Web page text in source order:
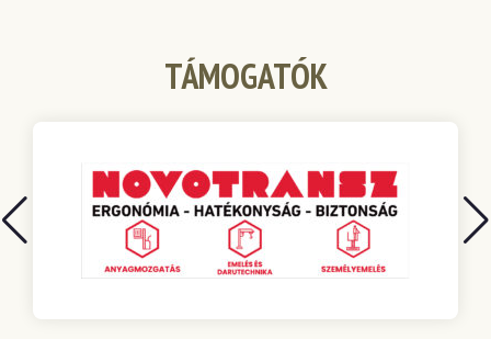
TÁMOGATÓK